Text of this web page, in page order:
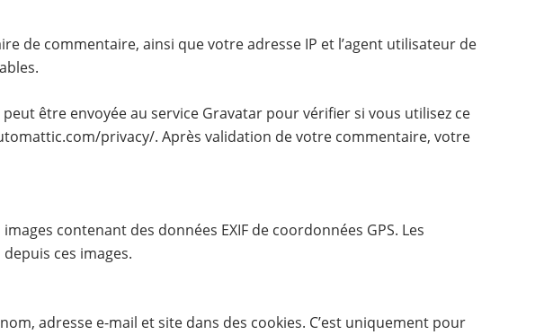
de commentaire, ainsi que votre adresse IP et l’agent utilisateur de
être envoyée au service Gravatar pour vérifier si vous utilisez ce
privacy/. Après validation de votre commentaire, votre
contenant des données EXIF de coordonnées GPS. Les
ces images.
adresse e-mail et site dans des cookies. C’est uniquement pour